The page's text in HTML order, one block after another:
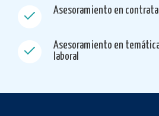
Asesoramiento en
Asesoramiento en
laboral